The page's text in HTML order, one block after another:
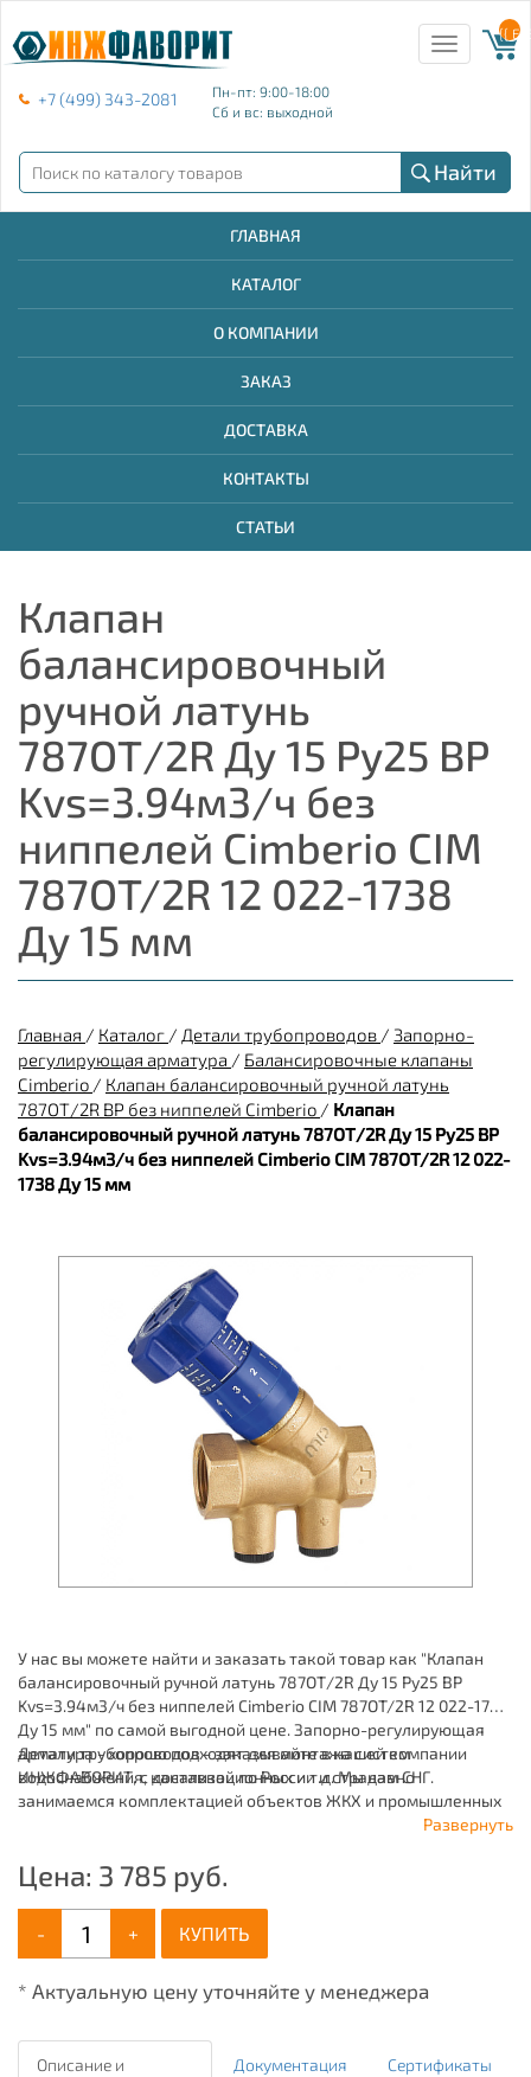
+7 (499) 343-2081
Пн-пт: 9:00-18:00
Сб и вс: выходной
Toggle
navigation
{{
Найти
ГЛАВНАЯ
КАТАЛОГ
О КОМПАНИИ
ЗАКАЗ
ДОСТАВКА
КОНТАКТЫ
СТАТЬИ
Клапан
балансировочный
ручной латунь
787ОТ/2R Ду 15 Ру25 ВР
Kvs=3.94м3/ч без
ниппелей Cimberio CIM
787OT/2R 12 022-1738
Ду 15 мм
Главная / Каталог / Детали трубопроводов / Запорно-
регулирующая арматура / Балансировочные клапаны
Cimberio / Клапан балансировочный ручной латунь
787ОТ/2R ВР без ниппелей Cimberio / Клапан
балансировочный ручной латунь 787ОТ/2R Ду 15 Ру25 ВР
Kvs=3.94м3/ч без ниппелей Cimberio CIM 787OT/2R 12 022-
1738 Ду 15 мм
У нас вы можете найти и заказать такой товар как "Клапан
балансировочный ручной латунь 787ОТ/2R Ду 15 Ру25 ВР
Kvs=3.94м3/ч без ниппелей Cimberio CIM 787OT/2R 12 022-1738
Ду 15 мм" по самой выгодной цене. Запорно-регулирующая
арматура - хорошо подходят для монтажа систем
водоснабжения, канализационных и т.д. Мы давно
занимаемся комплектацией объектов ЖКХ и промышленных
зданий, имея широкий ассортимент продукции для систем:
Детали трубопроводов - заказывайте в нашей компании
ИНЖФАВОРИТ, с доставкой по России и странам СНГ.
Развернуть
Цена: 3 785 руб.
- + КУПИТЬ
* Актуальную цену уточняйте у менеджера
Описание и
Документация Сертификаты